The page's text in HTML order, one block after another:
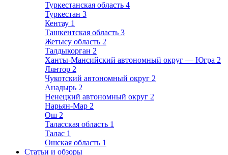
Туркестанская область 4
Туркестан 3
Кентау 1
Ташкентская область 3
Жетысу область 2
Талдыкорган 2
Ханты-Мансийский автономный округ — Югра 2
Лянтор 2
Чукотский автономный округ 2
Анадырь 2
Ненецкий автономный округ 2
Нарьян-Мар 2
Ош 2
Таласская область 1
Талас 1
Ошская область 1
Статьи и обзоры